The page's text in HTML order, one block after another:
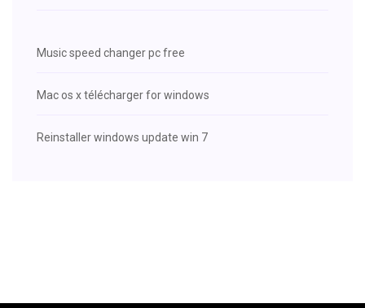
Music speed changer pc free
Mac os x télécharger for windows
Reinstaller windows update win 7